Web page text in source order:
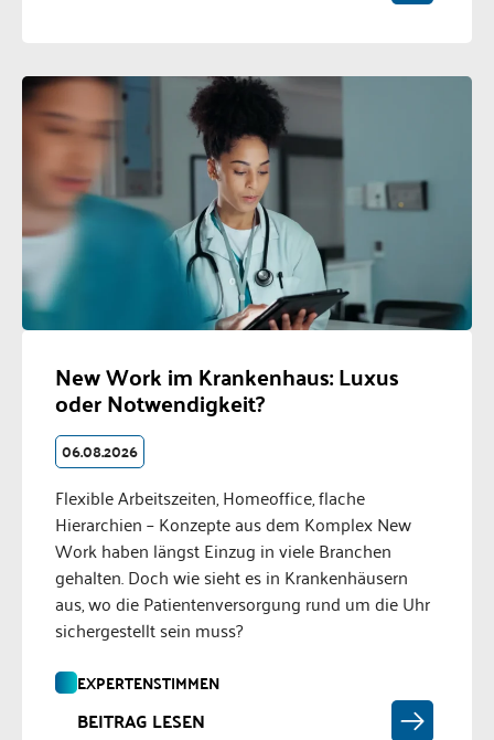
New Work im Krankenhaus: Luxus
oder Notwendigkeit?
06.08.2026
Flexible Arbeitszeiten, Homeoffice, flache
Hierarchien – Konzepte aus dem Komplex New
Work haben längst Einzug in viele Branchen
gehalten. Doch wie sieht es in Krankenhäusern
aus, wo die Patientenversorgung rund um die Uhr
sichergestellt sein muss?
EXPERTENSTIMMEN
BEITRAG LESEN